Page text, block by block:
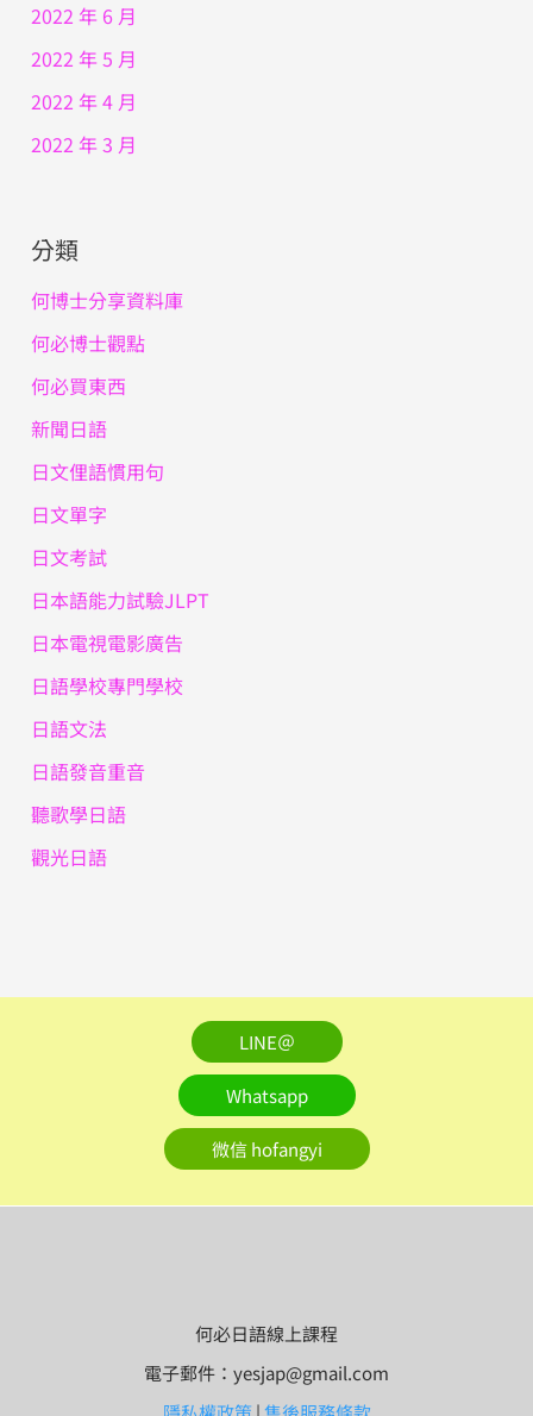
2022 年 6 月
2022 年 5 月
2022 年 4 月
2022 年 3 月
分類
何博士分享資料庫
何必博士觀點
何必買東西
新聞日語
日文俚語慣用句
日文單字
日文考試
日本語能力試驗JLPT
日本電視電影廣告
日語學校專門學校
日語文法
日語發音重音
聽歌學日語
觀光日語
LINE＠
Whatsapp
微信 hofangyi
何必日語線上課程
電子郵件：yesjap@gmail.com